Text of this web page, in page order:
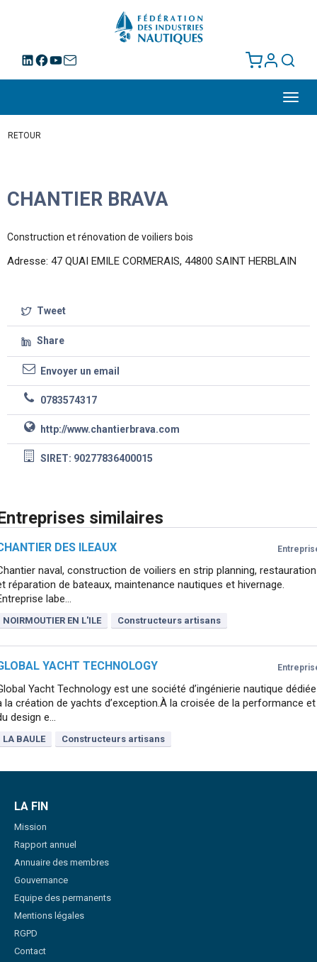
RETOUR
CHANTIER BRAVA
Construction et rénovation de voiliers bois
Adresse: 47 QUAI EMILE CORMERAIS, 44800 SAINT HERBLAIN
Tweet
Share
Envoyer un email
0783574317
http://www.chantierbrava.com
SIRET: 90277836400015
similaires
DES ILEAUX
naval, construction de voiliers en strip planning, restauration
réparation de bateaux, maintenance nautiques et hivernage.
labe...
NOIRMOUTIER EN L'ILE Constructeurs artisans
YACHT TECHNOLOGY
Yacht Technology est une société d’ingénierie nautique dédiée
la création de yachts d’exception.À la croisée de la performance et
design e...
LA BAULE Constructeurs artisans
LA FIN
Mission
Rapport annuel
Annuaire des membres
Gouvernance
Equipe des permanents
Mentions légales
RGPD
Contact